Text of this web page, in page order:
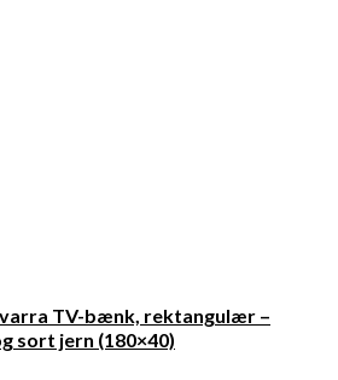
TV-bænk, rektangulær –
sort jern (180×40)